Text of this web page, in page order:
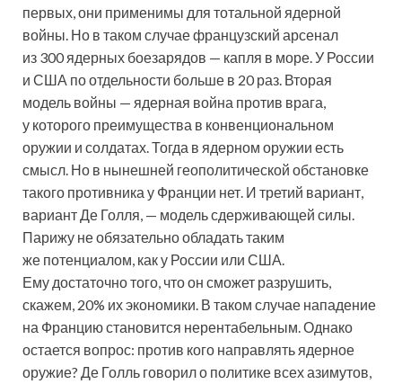
первых, они применимы для тотальной ядерной
войны. Но в таком случае французский арсенал
из 300 ядерных боезарядов — капля в море. У России
и США по отдельности больше в 20 раз. Вторая
модель войны — ядерная война против врага,
у которого преимущества в конвенциональном
оружии и солдатах. Тогда в ядерном оружии есть
смысл. Но в нынешней геополитической обстановке
такого противника у Франции нет. И третий вариант,
вариант Де Голля, — модель сдерживающей силы.
Парижу не обязательно обладать таким
же потенциалом, как у России или США.
Ему достаточно того, что он сможет разрушить,
скажем, 20% их экономики. В таком случае нападение
на Францию становится нерентабельным. Однако
остается вопрос: против кого направлять ядерное
оружие? Де Голль говорил о политике всех азимутов,